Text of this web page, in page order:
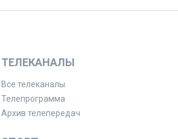
ТЕЛЕКАНАЛЫ
Все телеканалы
Телепрограмма
Архив телепередач